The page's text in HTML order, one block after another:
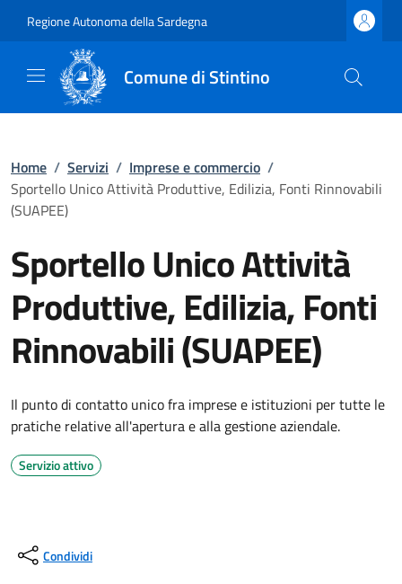
Regione Autonoma della Sardegna
Comune di Stintino
Home / Servizi / Imprese e commercio /
Sportello Unico Attività Produttive, Edilizia, Fonti Rinnovabili
(SUAPEE)
Sportello Unico Attività
Produttive, Edilizia, Fonti
Rinnovabili (SUAPEE)
Il punto di contatto unico fra imprese e istituzioni per tutte le
pratiche relative all'apertura e alla gestione aziendale.
Servizio attivo
Condividi